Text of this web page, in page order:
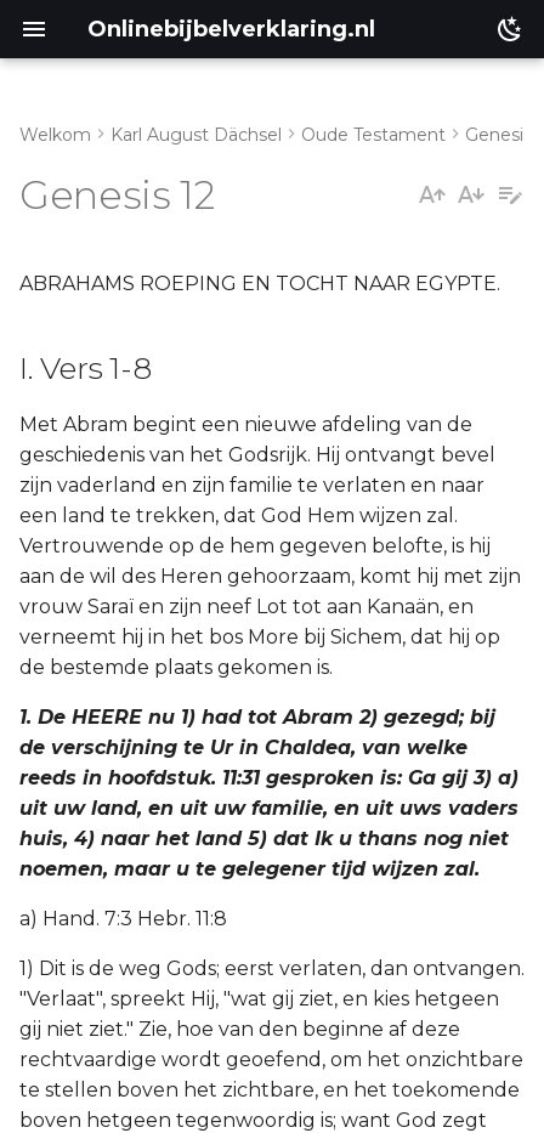
Onlinebijbelverklaring.nl
Lukas
Romeinen
1 Korinthe
2 Korinthe
Galaten
Filippenzen
Kolossenzen
1 Thessalonicenzen
1 Timótheüs
2 Timótheüs
Titus
Welkom Karl August Dächsel Oude Testament Genesis
Genesis 12
ABRAHAMS ROEPING EN TOCHT NAAR EGYPTE.
I. Vers 1-8
Met Abram begint een nieuwe afdeling van de
geschiedenis van het Godsrijk. Hij ontvangt bevel
zijn vaderland en zijn familie te verlaten en naar
een land te trekken, dat God Hem wijzen zal.
Vertrouwende op de hem gegeven belofte, is hij
aan de wil des Heren gehoorzaam, komt hij met zijn
vrouw Saraï en zijn neef Lot tot aan Kanaän, en
verneemt hij in het bos More bij Sichem, dat hij op
de bestemde plaats gekomen is.
1. De HEERE nu 1) had tot Abram 2) gezegd; bij
de verschijning te Ur in Chaldea, van welke
reeds in hoofdstuk. 11:31 gesproken is: Ga gij 3) a)
uit uw land, en uit uw familie, en uit uws vaders
huis, 4) naar het land 5) dat Ik u thans nog niet
noemen, maar u te gelegener tijd wijzen zal.
a) Hand. 7:3 Hebr. 11:8
1) Dit is de weg Gods; eerst verlaten, dan ontvangen.
"Verlaat", spreekt Hij, "wat gij ziet, en kies hetgeen
gij niet ziet." Zie, hoe van den beginne af deze
rechtvaardige wordt geoefend, om het onzichtbare
te stellen boven het zichtbare, en het toekomende
boven hetgeen tegenwoordig is; want God zegt